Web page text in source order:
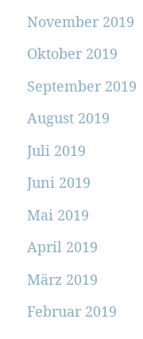
November 2019
Oktober 2019
September 2019
August 2019
Juli 2019
Juni 2019
Mai 2019
April 2019
März 2019
Februar 2019